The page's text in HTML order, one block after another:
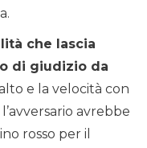
che lascia
di giudizio da
e la velocità con
avrebbe
rosso per il